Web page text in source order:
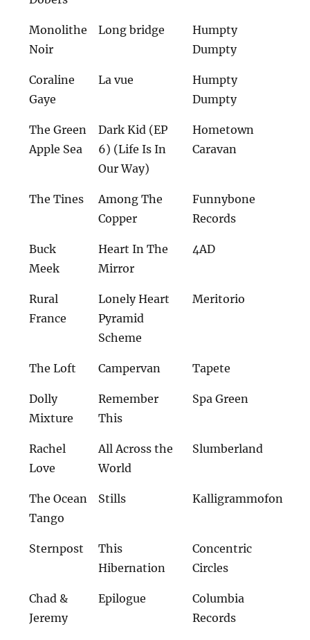
Monolithe
Noir
Long bridge
Humpty
Dumpty
Coraline
Gaye
La vue
Humpty
Dumpty
The Green
Apple Sea
Dark Kid (EP
6) (Life Is In
Our Way)
Hometown
Caravan
The Tines
Among The
Copper
Funnybone
Records
Buck
Meek
Heart In The
Mirror
4AD
Rural
France
Lonely Heart
Pyramid
Scheme
Meritorio
The Loft Campervan Tapete
Dolly
Mixture
Remember
This
Spa Green
Rachel
Love
All Across the
World
Slumberland
The Ocean
Tango
Stills Kalligrammofon
Sternpost
This
Hibernation
Concentric
Circles
Chad &
Jeremy
Epilogue
Columbia
Records